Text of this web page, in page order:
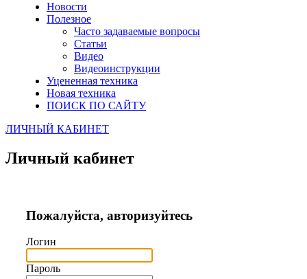
Новости
Полезное
Часто задаваемые вопросы
Статьи
Видео
Видеоинструкции
Уцененная техника
Новая техника
ПОИСК ПО САЙТУ
ЛИЧНЫЙ КАБИНЕТ
Личный кабинет
Пожалуйста, авторизуйтесь
Логин
Пароль